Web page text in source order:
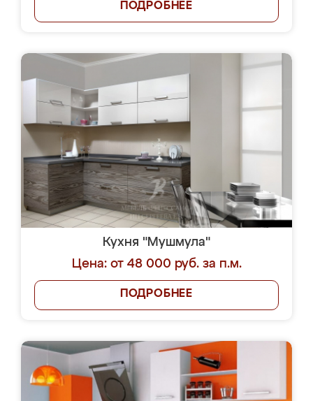
ПОДРОБНЕЕ
Кухня "Мушмула"
Цена: от 48 000 руб. за п.м.
ПОДРОБНЕЕ